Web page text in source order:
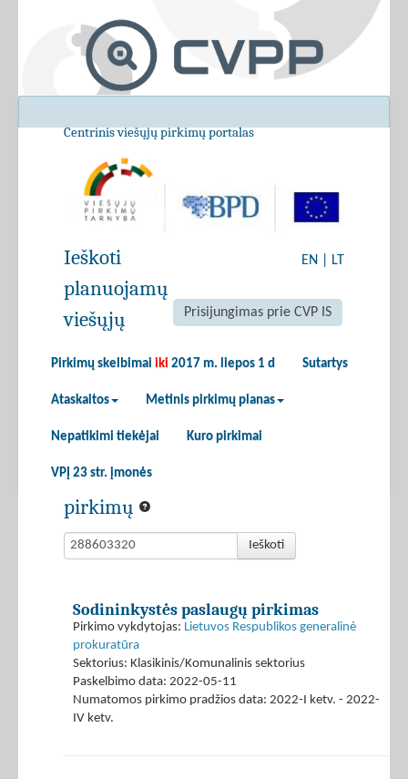
Centrinis viešųjų pirkimų portalas
EN LT
Prisijungimas prie CVP IS
Pirkimų skelbimai iki 2017 m. liepos 1 d Sutartys
Ataskaitos Metinis pirkimų planas
Nepatikimi tiekėjai Kuro pirkimai
VPĮ 23 str. įmonės
Ieškoti
planuojamų
viešųjų
pirkimų
Ieškoti
Sodininkystės paslaugų pirkimas
Pirkimo vykdytojas: Lietuvos Respublikos generalinė
prokuratūra
Sektorius: Klasikinis/Komunalinis sektorius
Paskelbimo data: 2022-05-11
Numatomos pirkimo pradžios data: 2022-I ketv. - 2022-
IV ketv.